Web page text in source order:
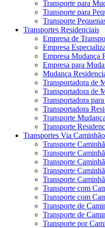
Transporte para
Transporte para
Transporte
Transportes Residenciais
Empresa de
Empresa
Empresa Mudança
Empresa para
Mudança
Transportadora de
Transportadora de
Transportadora
Transportadora
Transporte
Transporte
Transportes Via Caminhão
Transporte
Transporte
Transporte
Transporte
Transporte
Transporte com
Transporte com
Transporte de
Transporte de
Transporte por